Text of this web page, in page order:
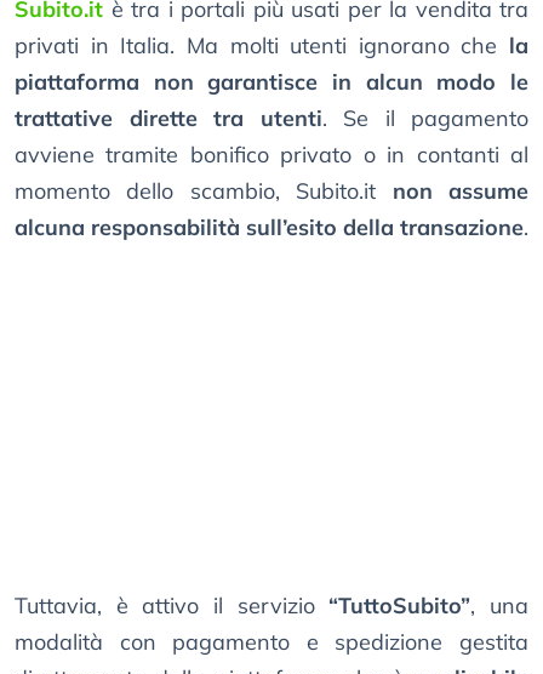
Subito.it è tra i portali più usati per la vendita tra
privati in Italia. Ma molti utenti ignorano che la
piattaforma non garantisce in alcun modo le
trattative dirette tra utenti. Se il pagamento
avviene tramite bonifico privato o in contanti al
momento dello scambio, Subito.it non assume
alcuna responsabilità sull’esito della transazione.
Tuttavia, è attivo il servizio “TuttoSubito”, una
modalità con pagamento e spedizione gestita